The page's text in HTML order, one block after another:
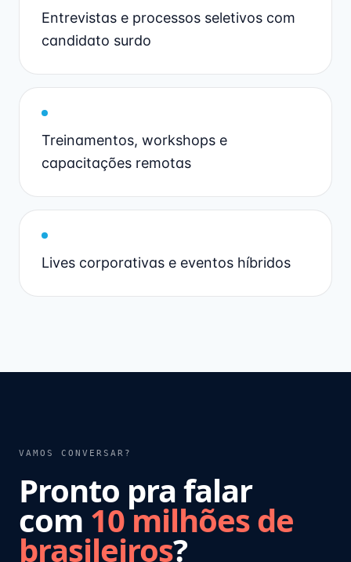
Entrevistas e processos seletivos com
candidato surdo
Treinamentos, workshops e
capacitações remotas
Lives corporativas e eventos híbridos
VAMOS CONVERSAR?
Pronto pra falar
com 10 milhões de
brasileiros?